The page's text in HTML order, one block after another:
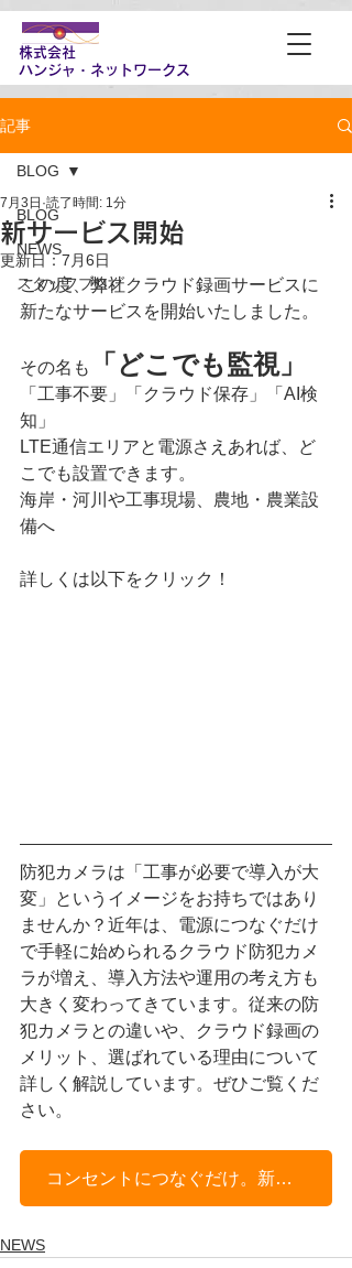
株式会社
​ハンジャ・ネットワークス
記事
BLOG
NEWS
スタッフブログ
BLOG
新サービス開始
7月3日 読了時間: 1分
更新日：7月6日
この度、弊社クラウド録画サービスに
新たなサービスを開始いたしました。
その名も 「どこでも監視」
「工事不要」「クラウド保存」「AI検
知」
LTE通信エリアと電源さえあれば、ど
こでも設置できます。
海岸・河川や工事現場、農地・農業設
備へ
詳しくは以下をクリック！
防犯カメラは「工事が必要で導入が大
変」というイメージをお持ちではあり
ませんか？近年は、電源につなぐだけ
で手軽に始められるクラウド防犯カメ
ラが増え、導入方法や運用の考え方も
大きく変わってきています。従来の防
犯カメラとの違いや、クラウド録画の
メリット、選ばれている理由について
詳しく解説しています。ぜひご覧くだ
さい。
コンセントにつなぐだけ。新しい防犯カメラの常識とは？
NEWS